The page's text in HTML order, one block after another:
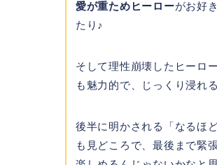
愛が重ためヒーローがお好
たり♪
そして理性崩壊したヒーロ
も魅力的で、じっくり浸れ
後半に明かされる「なるほ
も見どころで、最後まで緊